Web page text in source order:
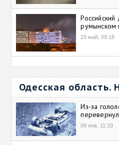
румынском
29 май, 09:18
Одесская область.
Из-за
09 янв, 11:33